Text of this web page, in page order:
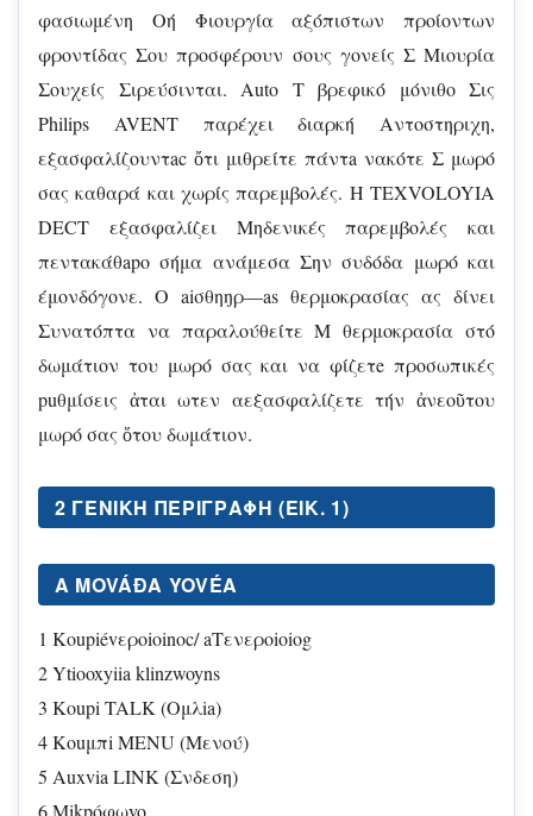
φασιωμένη Οή Φιουργία αξόπιστων προίοντων
φροντίδας Σου προσφέρουν σους γονείς Σ Μιουρία
Σουχείς Σιρεύσινται. Autο Τ βρεφικό μόνιθο Σις
Philips AVENT παρέχει διαρκή Αντοστηριχη,
εξασφαλίζουντac ὄτι μιθρείτε πάντa νακότε Σ μωρό
σας καθαρά και χωρίς παρεμβολές. H TEXVOLOYIA
DECT εξασφαλίζει Μηδενικές παρεμβολές και
πεντακάθapo σήμα ανάμεσα Σην συδόδα μωρό και
έμονδόγονε. O aiσθηŋρ—as θερμοκρασίας ας δίνει
Συνατόπτα να παραλούθείτε Μ θερμοκρασία στό
δωμάτιον του μωρό σας και να φίζετe προσωπικές
puθμίσεις ἀται ωτεν αεξασφαλίζετε τήν ἀνεοῦτου
μωρό σας ὅτου δωμάτιον.
2 ΓΕΝΙΚΉ ΠΕΡΙΓΡΑΦΉ (EIK. 1)
A MOVÁÐA YOVÉA
1 Koupiévερoioinoc/ aTενερoioiog
2 Ytiooxyiia klinzwoyns
3 Koupi TALK (Oμλia)
4 Kouμπi MENU (Mενού)
5 Auxvia LINK (Σνδεση)